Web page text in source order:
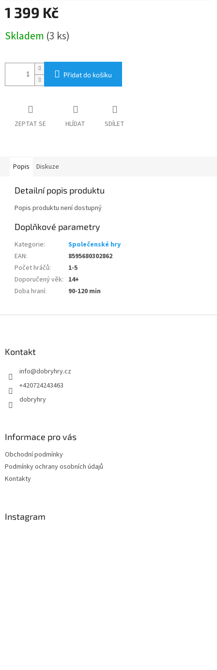
1 399 Kč
cena:
Skladem (3 ks)
Přidat do košíku
ZEPTAT SE HLÍDAT SDÍLET
Popis Diskuze
Detailní popis produktu
Popis produktu není dostupný
Doplňkové parametry
Kategorie:
Společenské hry
EAN:
8595680302862
Počet hráčů:
1-5
Doporučený věk: 14+
Doba hraní: 90-120 min
Kontakt
info@dobryhry.cz
+420724243463
dobryhry
Informace pro vás
Obchodní podmínky
Podmínky ochrany osobních údajů
Kontakty
Instagram